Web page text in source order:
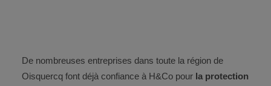
De nombreuses entreprises dans toute la région de
Oisquercq font déjà confiance à H&Co pour la protection